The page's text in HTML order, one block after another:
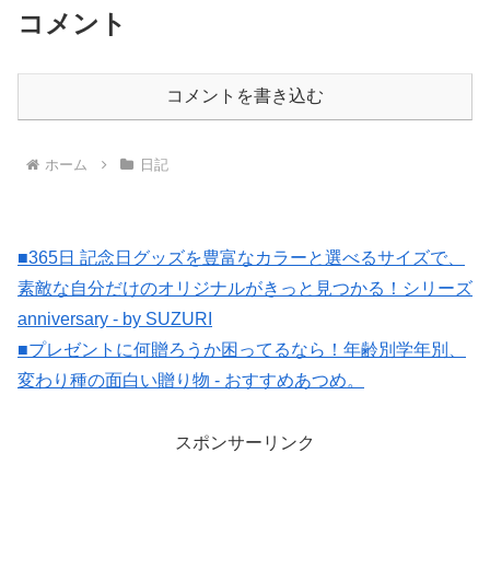
コメント
コメントを書き込む
ホーム 日記
■365日 記念日グッズを豊富なカラーと選べるサイズで、
素敵な自分だけのオリジナルがきっと見つかる！シリーズ
anniversary - by SUZURI
■プレゼントに何贈ろうか困ってるなら！年齢別学年別、
変わり種の面白い贈り物 - おすすめあつめ。
スポンサーリンク